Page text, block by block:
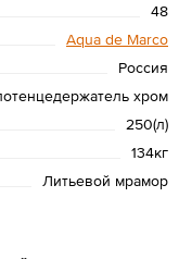
48
Aqua de Marco
Россия
хром
250(л)
134кг
Литьевой мрамор